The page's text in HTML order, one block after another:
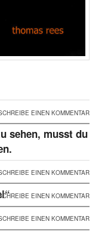
EINEN KOMMENTAR
sehen, musst du
EINEN KOMMENTAR
EINEN KOMMENTAR
EINEN KOMMENTAR